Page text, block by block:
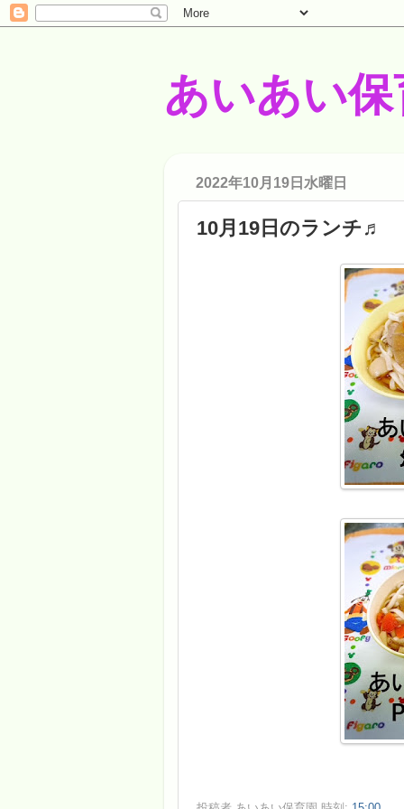
あいあい
2022年10月19日水曜日
10月19日のランチ♬